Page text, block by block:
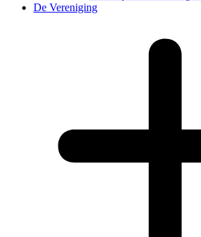
De Vereniging